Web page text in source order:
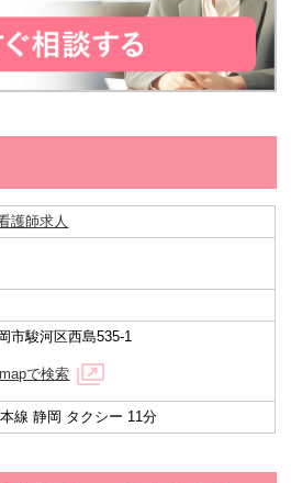
護師求人
市駿河区西島535-1
で検索
線 静岡 タクシー 11分